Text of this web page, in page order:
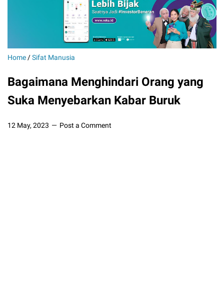
Home /Sifat Manusia
Bagaimana Menghindari Orang yang
Suka Menyebarkan Kabar Buruk
12 May, 2023 Post a Comment